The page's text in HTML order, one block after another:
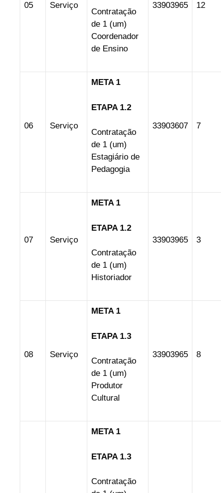
05 Serviço
Contratação
de 1 (um)
Coordenador
de Ensino
33903965 12
06 Serviço
META 1
ETAPA 1.2
Contratação
de 1 (um)
Estagiário de
Pedagogia
33903607 7
07 Serviço
META 1
ETAPA 1.2
Contratação
de 1 (um)
Historiador
33903965 3
08 Serviço
META 1
ETAPA 1.3
Contratação
de 1 (um)
Produtor
Cultural
33903965 8
META 1
ETAPA 1.3
Contratação